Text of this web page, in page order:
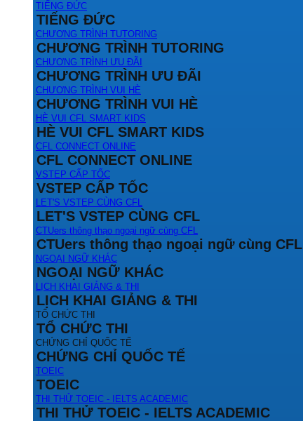
TIẾNG ĐỨC
TIẾNG ĐỨC
CHƯƠNG TRÌNH TUTORING
CHƯƠNG TRÌNH TUTORING
CHƯƠNG TRÌNH ƯU ĐÃI
CHƯƠNG TRÌNH ƯU ĐÃI
CHƯƠNG TRÌNH VUI HÈ
CHƯƠNG TRÌNH VUI HÈ
HÈ VUI CFL SMART KIDS
HÈ VUI CFL SMART KIDS
CFL CONNECT ONLINE
CFL CONNECT ONLINE
VSTEP CẤP TỐC
VSTEP CẤP TỐC
LET'S VSTEP CÙNG CFL
LET'S VSTEP CÙNG CFL
CTUers thông thạo ngoại ngữ cùng CFL
CTUers thông thạo ngoại ngữ cùng CFL
NGOẠI NGỮ KHÁC
NGOẠI NGỮ KHÁC
LỊCH KHAI GIẢNG & THI
LỊCH KHAI GIẢNG & THI
TỔ CHỨC THI
TỔ CHỨC THI
CHỨNG CHỈ QUỐC TẾ
CHỨNG CHỈ QUỐC TẾ
TOEIC
TOEIC
THI THỬ TOEIC - IELTS ACADEMIC
THI THỬ TOEIC - IELTS ACADEMIC